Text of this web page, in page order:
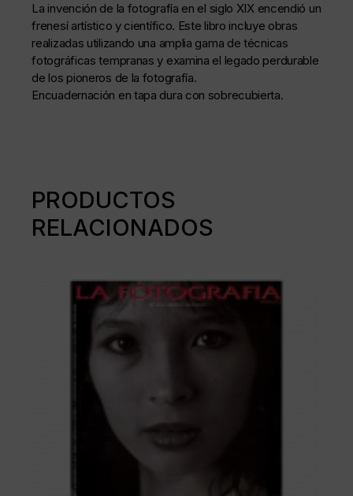
La invención de la fotografía en el siglo XIX encendió un
frenesí artístico y científico. Este libro incluye obras
realizadas utilizando una amplia gama de técnicas
fotográficas tempranas y examina el legado perdurable
de los pioneros de la fotografía.
Encuadernación en tapa dura con sobrecubierta.
PRODUCTOS
RELACIONADOS